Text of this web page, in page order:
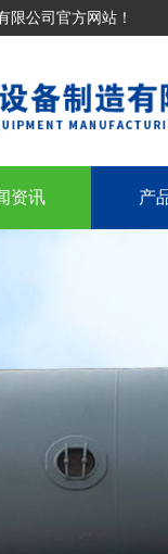
限公司官方网站！
资讯 产